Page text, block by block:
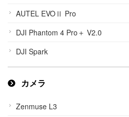
AUTEL EVOⅡ Pro
DJI Phantom 4 Pro＋ V2.0
DJI Spark
カメラ
Zenmuse L3